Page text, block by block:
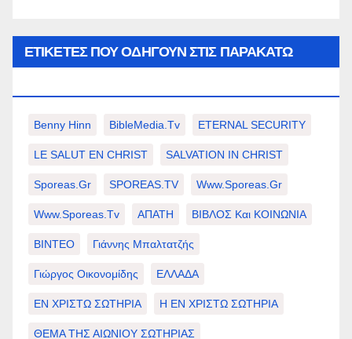
ΕΤΙΚΈΤΕΣ ΠΟΥ ΟΔΗΓΟΎΝ ΣΤΙΣ ΠΑΡΑΚΆΤΩ
Benny Hinn BibleMedia.tv ETERNAL SECURITY
LE SALUT EN CHRIST SALVATION IN CHRIST
Sporeas.gr SPOREAS.TV Www.sporeas.gr
Www.sporeas.tv ΑΠΑΤΗ ΒΙΒΛΟΣ Και ΚΟΙΝΩΝΙΑ
ΒΙΝΤΕΟ Γιάννης Μπαλτατζής
Γιώργος Οικονομίδης ΕΛΛΑΔΑ
ΕΝ ΧΡΙΣΤΩ ΣΩΤΗΡΙΑ Η ΕΝ ΧΡΙΣΤΩ ΣΩΤΗΡΙΑ
ΘΕΜΑ ΤΗΣ ΑΙΩΝΙΟΥ ΣΩΤΗΡΙΑΣ